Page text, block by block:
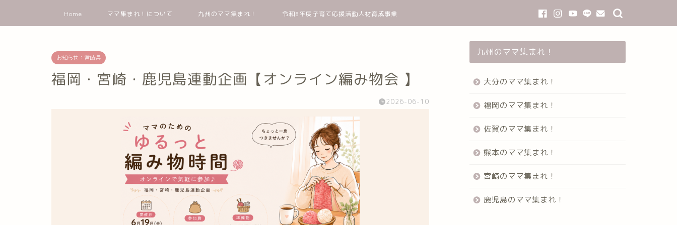
Home ママ集まれ！について 九州のママ集まれ！ 令和8年度子育て応援活動人材育成事業
お知らせ：宮崎県
福岡・宮崎・鹿児島連動企画【オンライン編み物会 】
2026-06-10
九州のママ集まれ！
大分のママ集まれ！
福岡のママ集まれ！
佐賀のママ集まれ！
熊本のママ集まれ！
宮崎のママ集まれ！
鹿児島のママ集まれ！